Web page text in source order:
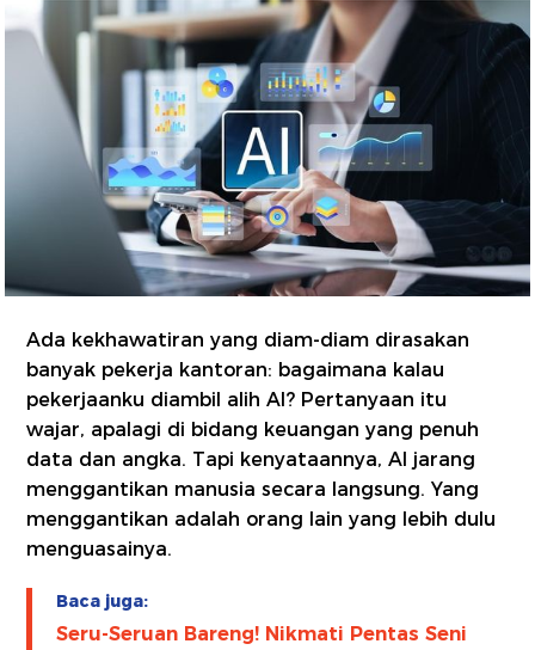
Ada kekhawatiran yang diam-diam dirasakan
banyak pekerja kantoran: bagaimana kalau
pekerjaanku diambil alih AI? Pertanyaan itu
wajar, apalagi di bidang keuangan yang penuh
data dan angka. Tapi kenyataannya, AI jarang
menggantikan manusia secara langsung. Yang
menggantikan adalah orang lain yang lebih dulu
menguasainya.
Baca juga:
Seru-Seruan Bareng! Nikmati Pentas Seni